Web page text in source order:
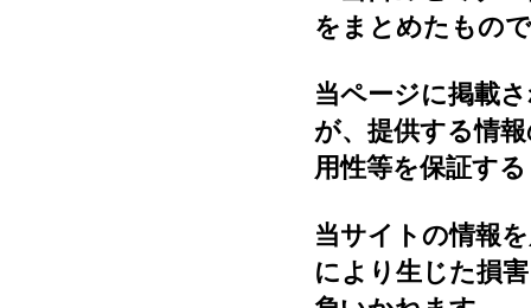
をまとめたもの
当ページに掲載
が、提供する情
用性等を保証す
当サイトの情報
により生じた損